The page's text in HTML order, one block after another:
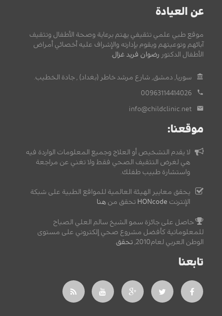
عن العيادة
موقع طبي علمي تثقيفي يهتم برعاية وصحة الأطفال وتثقيف
آبائهم وتوعيتهم ويقوم بإدارته والإشراف عليه أخصائي أمراض
الأطفال الدكتور رضوان فريد غزال
سوريا, دمشق, شارع مرشد خاطر (بغداد) , جادة الخطيب.
00963114414026
info@childclinic.net
موقعنا:
لا يقدم التشخيص أو العلاج وجميع المعلومات الواردة فيه
هي لغرض التثقيف الصحي فقط ولا تغني عن مراجعة
واستشارة طبيب طفلك.
يحقق معايير الهيئة العالمية للمواقع الطبية على شبكة
الإنترنت HONcode تحقق من هنا
حاصل على جائزة سمو الشيخ سالم العلي الصباح
للمعلوماتية كأفضل مشروع صحي إلكتروني على مستوى
الوطن العربي لعام2010,
تحقق
تابعنا